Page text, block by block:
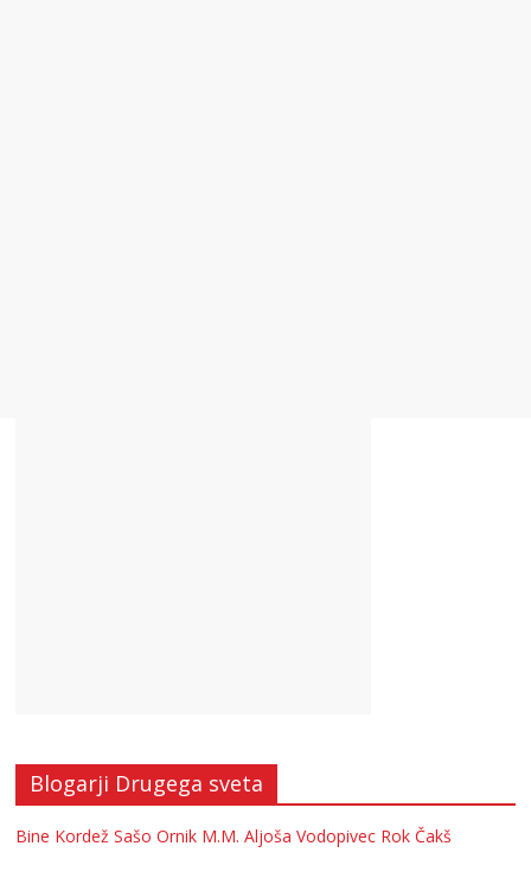
Blogarji Drugega sveta
Bine Kordež Sašo Ornik M.M. Aljoša Vodopivec Rok Čakš